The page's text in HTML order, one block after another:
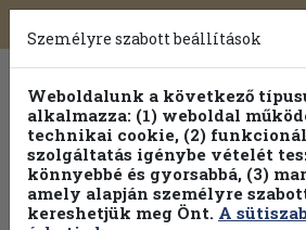
Toggle
navigation
Személyre szabott beállítások
Weboldalunk a következő
alkalmazza: (1) weboldal
technikai cookie, (2)
szolgáltatás igénybe vételét
könnyebbé és gyorsabbá, (3)
amely alapján személyre
kereshetjük meg Önt. A